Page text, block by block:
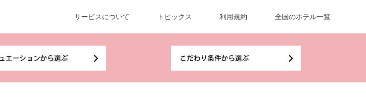
サービスについて トピックス 利用規約 全国のホテル一覧